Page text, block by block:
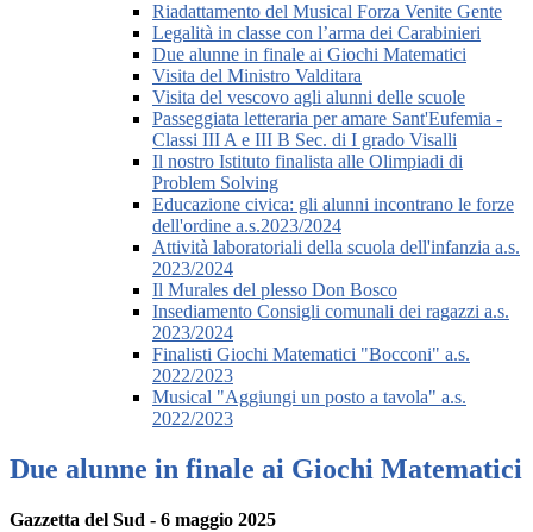
Riadattamento del Musical Forza Venite Gente
Legalità in classe con l’arma dei Carabinieri
Due alunne in finale ai Giochi Matematici
Visita del Ministro Valditara
Visita del vescovo agli alunni delle scuole
Passeggiata letteraria per amare Sant'Eufemia -
Classi III A e III B Sec. di I grado Visalli
Il nostro Istituto finalista alle Olimpiadi di
Problem Solving
Educazione civica: gli alunni incontrano le forze
dell'ordine a.s.2023/2024
Attività laboratoriali della scuola dell'infanzia a.s.
2023/2024
Il Murales del plesso Don Bosco
Insediamento Consigli comunali dei ragazzi a.s.
2023/2024
Finalisti Giochi Matematici "Bocconi" a.s.
2022/2023
Musical "Aggiungi un posto a tavola" a.s.
2022/2023
Due alunne in finale ai Giochi Matematici
Gazzetta del Sud - 6 maggio 2025